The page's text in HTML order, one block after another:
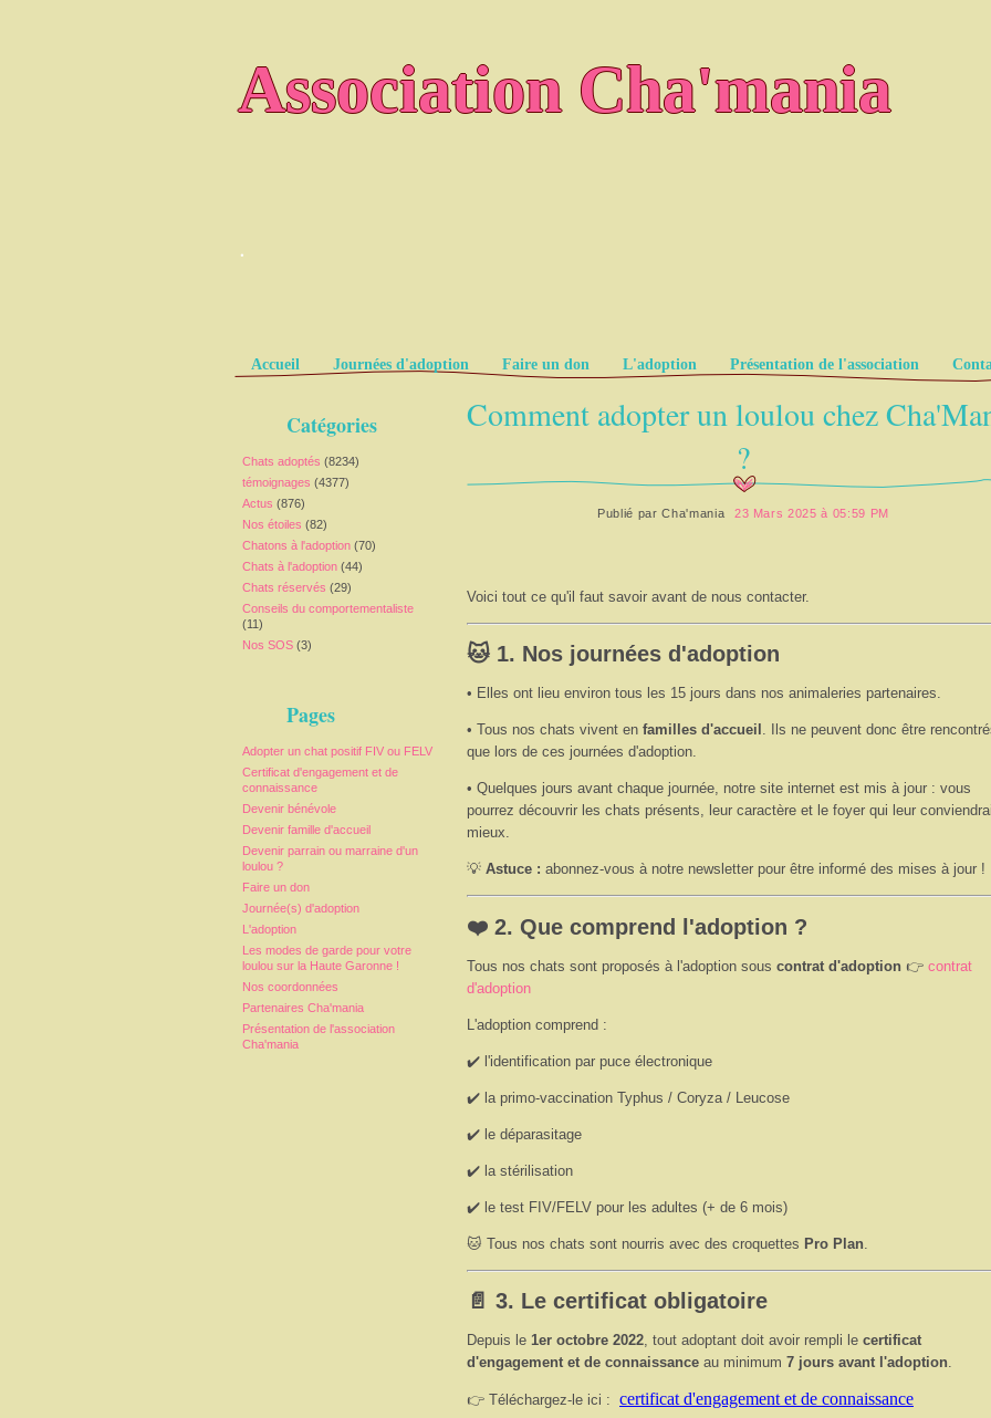
Association Cha'mania
.
Pages
Accueil Journées d'adoption Faire un don L'adoption Présentation de l'association
Catégories
Chats adoptés (8234)
témoignages (4377)
Actus (876)
Nos étoiles (82)
Chatons à l'adoption (70)
Chats à l'adoption (44)
Chats réservés (29)
Conseils du comportementaliste
(11)
Nos SOS (3)
Pages
Adopter un chat positif FIV ou FELV
Certificat d'engagement et de
connaissance
Devenir bénévole
Devenir famille d'accueil
Devenir parrain ou marraine d'un
loulou ?
Faire un don
Journée(s) d'adoption
L'adoption
Les modes de garde pour votre
loulou sur la Haute Garonne !
Nos coordonnées
Partenaires Cha'mania
Présentation de l'association
Cha'mania
Comment adopter un loulou chez
?
Publié parCha'mania 23 Mars 2025 à 05:59 PM
Voici tout ce qu'il faut savoir avant de nous contacter.
🐱 1. Nos journées d'adoption
• Elles ont lieu environ tous les 15 jours dans nos animaleries partenaires.
• Tous nos chats vivent en familles d'accueil . Ils ne peuvent donc être
que lors de ces journées d'adoption.
• Quelques jours avant chaque journée, notre site internet est mis à jour : vous
pourrez découvrir les chats présents, leur caractère et le foyer qui leur
mieux.
💡 Astuce : abonnez-vous à notre newsletter pour être informé des mises à jour !
❤️ 2. Que comprend l'adoption ?
Tous nos chats sont proposés à l'adoption sous contrat d'adoption 👉 contrat
d'adoption
L'adoption comprend :
✔️ l'identification par puce électronique
✔️ la primo-vaccination Typhus / Coryza / Leucose
✔️ le déparasitage
✔️ la stérilisation
✔️ le test FIV/FELV pour les adultes (+ de 6 mois)
🐱 Tous nos chats sont nourris avec des croquettes Pro Plan
📄 3. Le certificat obligatoire
Depuis le 1er octobre 2022, tout adoptant doit avoir rempli le certificat
d'engagement et de connaissance au minimum 7 jours avant l'adoption.
👉 Téléchargez-le ici : certificat d'engagement et de connaissance